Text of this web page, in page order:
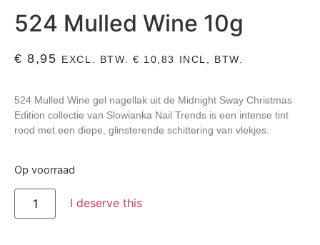
524 Mulled Wine 10g
€ 8,95 EXCL. BTW. € 10,83 INCL, BTW.
524 Mulled Wine gel nagellak uit de Midnight Sway Christmas
Edition collectie van Slowianka Nail Trends is een intense tint
rood met een diepe, glinsterende schittering van vlekjes.
Op voorraad
I deserve this